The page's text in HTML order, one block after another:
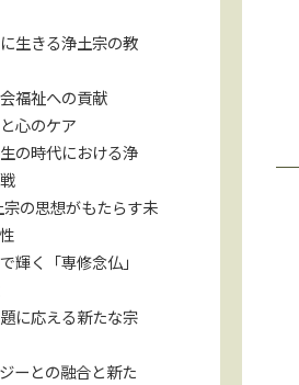
生きる浄土宗の教
福祉への貢献
心のケア
の時代における浄
の思想がもたらす未
輝く「専修念仏」
に応える新たな宗
ーとの融合と新た